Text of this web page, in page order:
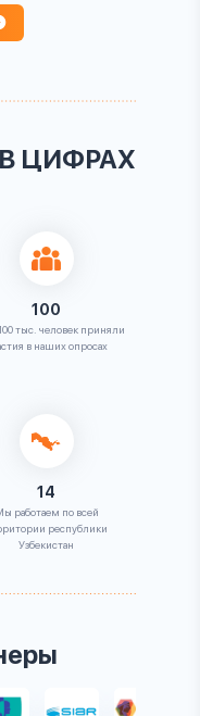
В ЦИФРАХ
100
тыс. человек приняли
в наших опросах
14
работаем по всей
республики
Узбекистан